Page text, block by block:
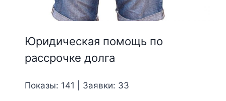
Юридическая помощь по
рассрочке долга
Показы: 141 | Заявки: 33